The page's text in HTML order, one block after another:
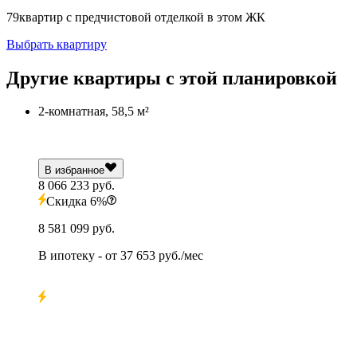
79квартир с предчистовой отделкой в этом ЖК
Выбрать квартиру
Другие квартиры с этой планировкой
2-комнатная, 58,5 м²
В избранное
8 066 233 руб.
Скидка 6%
8 581 099 руб.
В ипотеку - от 37 653 руб./мес